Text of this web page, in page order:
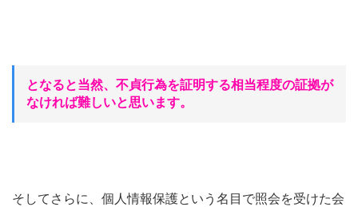
となると当然、不貞行為を証明する相当程度の証拠が
なければ難しいと思います。
そしてさらに、個人情報保護という名目で照会を受けた会